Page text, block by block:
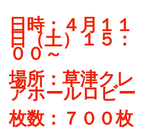
日時：４月１１
日（土）１５：
００～
場所：草津クレ
アホールロビー
枚数：７００枚